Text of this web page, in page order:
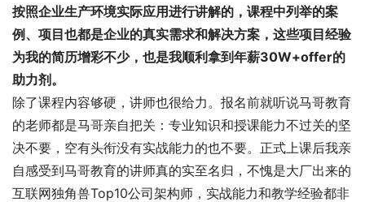
按照企业生产环境实际应用进行讲解的，课程中列举的案
例、项目也都是企业的真实需求和解决方案，这些项目经验
为我的简历增彩不少，也是我顺利拿到年薪30W+offer的
助力剂。
除了课程内容够硬，讲师也很给力。报名前就听说马哥教育
的老师都是马哥亲自把关：专业知识和授课能力不过关的坚
决不要，空有头衔没有实战能力的也不要。正式上课后我亲
自感受到马哥教育的讲师真的实至名归，不愧是大厂出来的
互联网独角兽Top10公司架构师，实战能力和教学经验都非